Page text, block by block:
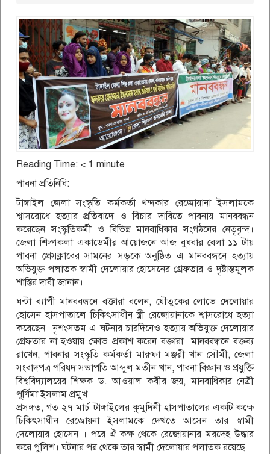
Reading Time: < 1 minute
পাবনা প্রতিনিধি:
টাঙ্গাইল জেলা সংস্কৃতি কর্মকর্তা খন্দকার রেজোয়ানা ইসলামকে
শ্বাসরোধে হত্যার প্রতিবাদে ও বিচার দাবিতে পাবনায় মানববন্ধন
করেছেন সংস্কৃতিকর্মী ও বিভিন্ন মানবাধিকার সংগঠনের নেতৃবৃন্দ।
জেলা শিল্পকলা একাডেমীর আয়োজনে আজ বুধবার বেলা ১১ টায়
পাবনা প্রেসক্লাবের সামনের সড়কে অনুষ্ঠিত এ মানববন্ধনে হত্যায়
অভিযুক্ত পলাতক স্বামী দেলোয়ার হোসেনের গ্রেফতার ও দৃষ্টান্তমূলক
শাস্তির দাবী জানান।
ঘন্টা ব্যাপী মানববন্ধনে বক্তারা বলেন, যৌতুকের লোভে দেলোয়ার
হোসেন হাসপাতালে চিকিৎসাধীন স্ত্রী রেজোয়ানাকে শ্বাসরোধে হত্যা
করেছেন। নৃশংসতম এ ঘটনার চারদিনেও হত্যায় অভিযুক্ত দেলোয়ার
গ্রেফতার না হওয়ায় ক্ষোভ প্রকাশ করেন বক্তারা। মানববন্ধনে বক্তব্য
রাখেন, পাবনার সংস্কৃতি কর্মকর্তা মারুফা মঞ্জরী খান সৌমী, জেলা
সংবাদপত্র পরিষদ সভাপতি আব্দুল মতীন খান, পাবনা বিজ্ঞান ও প্রযুক্তি
বিশ্ববিদ্যালয়ের শিক্ষক ড. আওয়াল কবীর জয়, মানবাধিকার নেত্রী
পূর্ণিমা ইসলাম প্রমুখ।
প্রসঙ্গত, গত ২৭ মার্চ টাঙ্গাইলের কুমুদিনী হাসপাতালের একটি কক্ষে
চিকিৎসাধীন রেজোয়না ইসলামকে দেখতে আসেন তার স্বামী
দেলোয়ার হোসেন । পরে ঐ কক্ষ থেকে রেজোয়ানার মরদেহ উদ্ধার
করে পুলিশ। ঘটনার পর থেকে তার স্বামী দেলোয়ার পলাতক রয়েছে।